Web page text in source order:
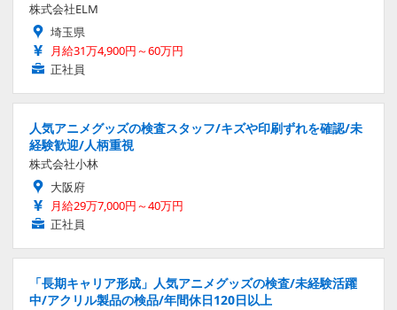
株式会社ELM
埼玉県
月給31万4,900円～60万円
正社員
人気アニメグッズの検査スタッフ/キズや印刷ずれを確認/未
経験歓迎/人柄重視
株式会社小林
大阪府
月給29万7,000円～40万円
正社員
「長期キャリア形成」人気アニメグッズの検査/未経験活躍
中/アクリル製品の検品/年間休日120日以上